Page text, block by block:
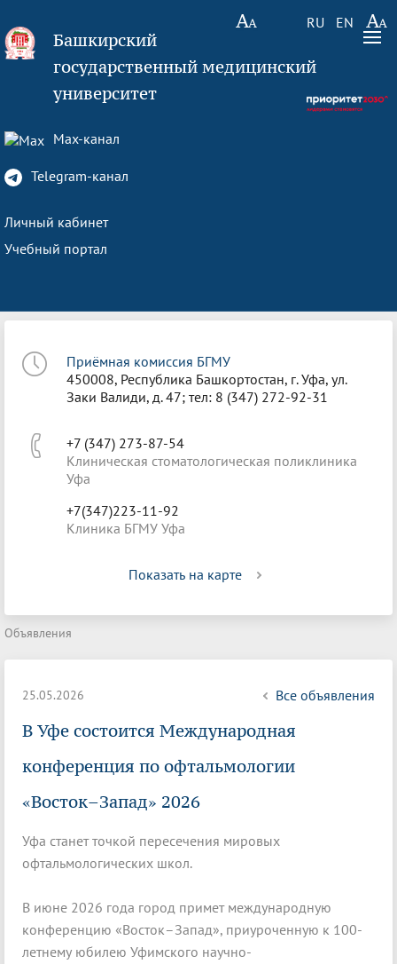
RU EN
Башкирский
государственный медицинский
университет
Max-канал
Telegram-канал
Личный кабинет
Учебный портал
Приёмная комиссия БГМУ
450008, Республика Башкортостан, г. Уфа, ул.
Заки Валиди, д. 47; тел: 8 (347) 272-92-31
+7 (347) 273-87-54
Клиническая стоматологическая поликлиника
Уфа
+7(347)223-11-92
Клиника БГМУ Уфа
Показать на карте
Объявления
25.05.2026 Все объявления
В Уфе состоится Международная
конференция по офтальмологии
«Восток–Запад» 2026
Уфа станет точкой пересечения мировых
офтальмологических школ.
В июне 2026 года город примет международную
конференцию «Восток–Запад», приуроченную к 100-
летнему юбилею Уфимского научно-